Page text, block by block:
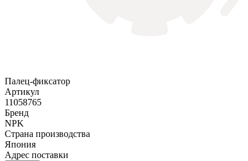
Палец-фиксатор
Артикул
11058765
Бренд
NPK
Страна производства
Япония
Адрес поставки